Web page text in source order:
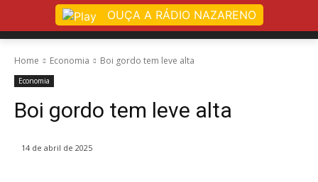
Home Economia Boi gordo tem leve alta
Economia
Boi gordo tem leve alta
14 de abril de 2025
OUÇA A RÁDIO NAZARENO